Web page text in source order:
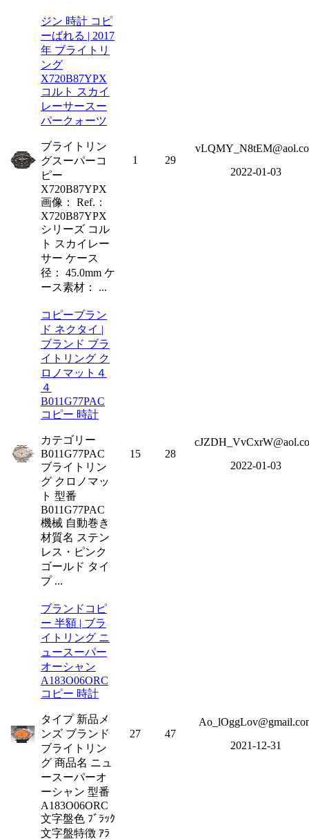
ジン 時計 コピ
ーばれる | 2017
年 ブライトリ
ング
X720B87YPX
コルト スカイ
レーサースー
パークォーツ
ブライトリン
グスーパーコ
ピー
X720B87YPX
画像： Ref.：
X720B87YPX
シリーズ コル
ト スカイレー
サー ケース
径： 45.0mm ケ
ース素材： ...
1 29
2022-01-03
コピーブラン
ド ネクタイ |
ブランド ブラ
イトリング ク
ロノマット４
４
B011G77PAC
コピー 時計
カテゴリー
B011G77PAC
ブライトリン
グ クロノマッ
ト 型番
B011G77PAC
機械 自動巻き
材質名 ステン
レス・ピンク
ゴールド タイ
プ ...
15 28
2022-01-03
ブランドコピ
ー 半額 | ブラ
イトリング ニ
ュースーパー
オーシャン
A183O06ORC
コピー 時計
タイプ 新品メ
ンズ ブランド
ブライトリン
グ 商品名 ニュ
ースーパーオ
ーシャン 型番
A183O06ORC
文字盤色 ﾌﾞﾗｯｸ
文字盤特徴 ｱﾗ
27 47
2021-12-31